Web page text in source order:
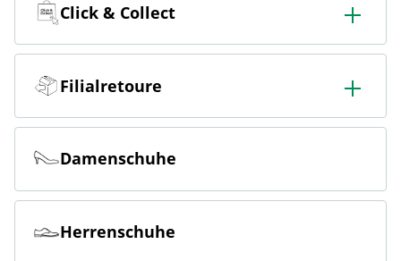
Click & Collect
Online bestellen & kostenlos hier in der Filiale abholen
Filialretoure
Online bestellen & kostenlos in der Filiale zurückgeben
Damenschuhe
Herrenschuhe